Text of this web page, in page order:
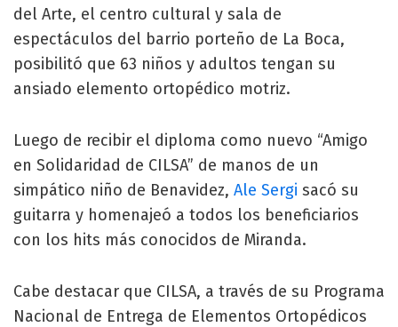
del Arte, el centro cultural y sala de
espectáculos del barrio porteño de La Boca,
posibilitó que 63 niños y adultos tengan su
ansiado elemento ortopédico motriz.
Luego de recibir el diploma como nuevo “Amigo
en Solidaridad de CILSA” de manos de un
simpático niño de Benavidez, Ale Sergi sacó su
guitarra y homenajeó a todos los beneficiarios
con los hits más conocidos de Miranda.
Cabe destacar que CILSA, a través de su Programa
Nacional de Entrega de Elementos Ortopédicos